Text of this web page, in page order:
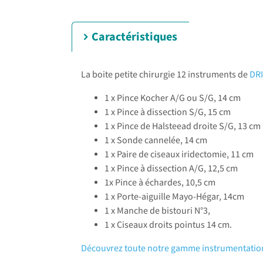
Caractéristiques
La boite petite chirurgie 12 instruments de
1 x Pince Kocher A/G ou S/G, 14 cm
1 x Pince à dissection S/G, 15 cm
1 x Pince de Halsteead droite S/G, 13 cm
1 x Sonde cannelée, 14 cm
1 x Paire de ciseaux iridectomie, 11 cm
1 x Pince à dissection A/G, 12,5 cm
1x Pince à échardes, 10,5 cm
1 x Porte-aiguille Mayo-Hégar, 14cm
1 x Manche de bistouri N°3,
1 x Ciseaux droits pointus 14 cm.
Découvrez toute notre gamme